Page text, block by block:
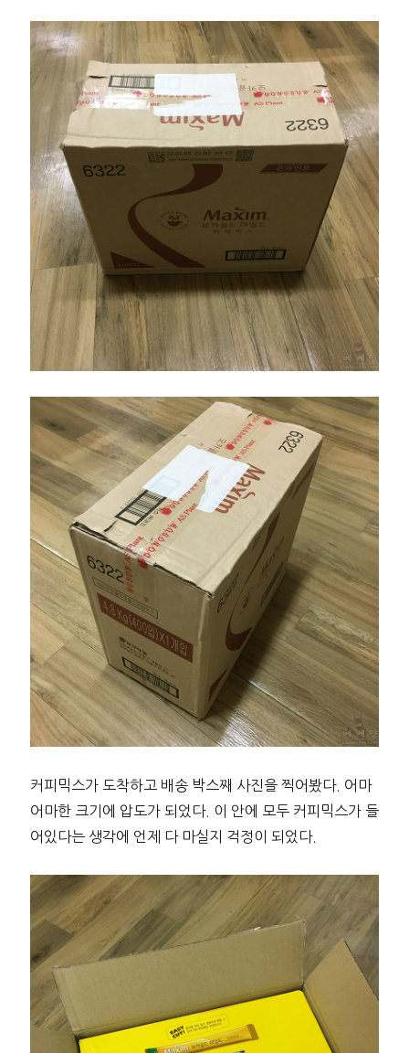
커피믹스가 도착하고 배송 박스째 사진을 찍어봤다. 어마
어마한 크기에 압도가 되었다. 이 안에 모두 커피믹스가 들
어있다는 생각에 언제 다 마실지 걱정이 되었다.